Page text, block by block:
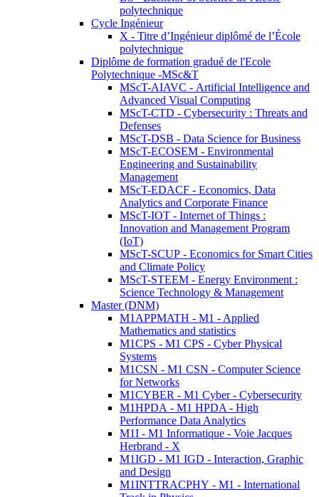
polytechnique
Cycle Ingénieur
X - Titre d’Ingénieur diplômé de l’École
polytechnique
Diplôme de formation gradué de l'Ecole
Polytechnique -MSc&T
MScT-AIAVC - Artificial Intelligence and
Advanced Visual Computing
MScT-CTD - Cybersecurity : Threats and
Defenses
MScT-DSB - Data Science for Business
MScT-ECOSEM - Environmental
Engineering and Sustainability
Management
MScT-EDACF - Economics, Data
Analytics and Corporate Finance
MScT-IOT - Internet of Things :
Innovation and Management Program
(IoT)
MScT-SCUP - Economics for Smart Cities
and Climate Policy
MScT-STEEM - Energy Environment :
Science Technology & Management
Master (DNM)
M1APPMATH - M1 - Applied
Mathematics and statistics
M1CPS - M1 CPS - Cyber Physical
Systems
M1CSN - M1 CSN - Computer Science
for Networks
M1CYBER - M1 Cyber - Cybersecurity
M1HPDA - M1 HPDA - High
Performance Data Analytics
M1I - M1 Informatique - Voie Jacques
Herbrand - X
M1IGD - M1 IGD - Interaction, Graphic
and Design
M1INTTRACPHY - M1 - International